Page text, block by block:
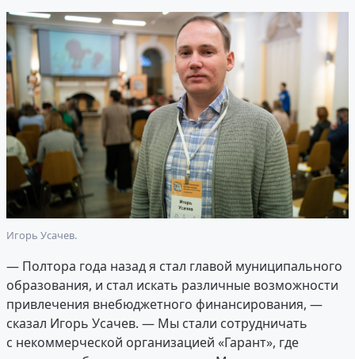
Игорь Усачев.
— Полтора года назад я стал главой муниципального
образования, и стал искать различные возможности
привлечения внебюджетного финансирования, —
сказал Игорь Усачев. — Мы стали сотрудничать
с некоммерческой организацией «Гарант», где